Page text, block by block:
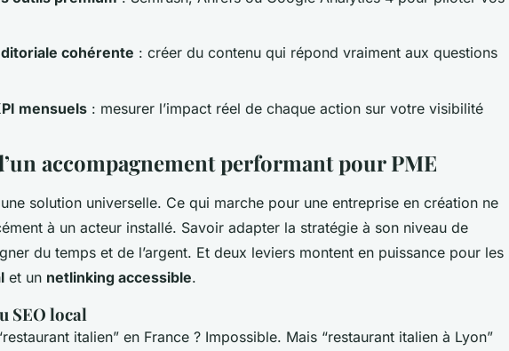
cohérente : créer du contenu qui répond vraiment aux questions
mensuels : mesurer l’impact réel de chaque action sur votre visibilité
accompagnement performant pour PME
une solution universelle. Ce qui marche pour une entreprise en création ne
à un acteur installé. Savoir adapter la stratégie à son niveau de
du temps et de l’argent. Et deux leviers montent en puissance pour les
et un netlinking accessible.
SEO local
italien” en France ? Impossible. Mais “restaurant italien à Lyon”